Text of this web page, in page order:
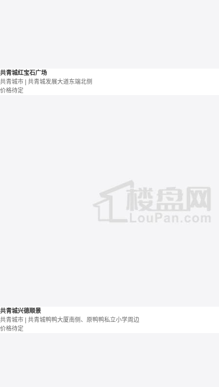
共青城红宝石广场
共青城市 | 共青城发展大道东端北侧
价格待定
共青城兴德顺景
共青城市 | 共青城鸭鸭大厦南侧、原鸭鸭私立小学周边
价格待定